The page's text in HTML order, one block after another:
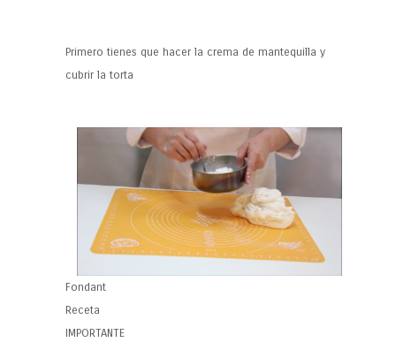
Primero tienes que hacer la crema de mantequilla y
cubrir la torta
Fondant
Receta
IMPORTANTE